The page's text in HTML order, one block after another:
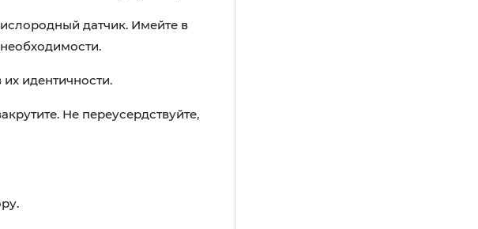
датчик. Имейте в
идентичности.
Не переусердствуйте,